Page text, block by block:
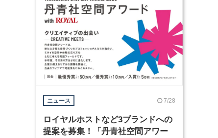
ニュース 7/28
ロイヤルホストなど3ブランドへの
提案を募集！「丹青社空間アワー